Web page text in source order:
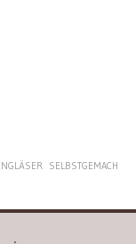
SELBSTGEMACH